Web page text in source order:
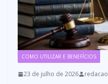
COMO UTILIZAR E BENEFÍCIOS
23 de julho de 2026 redacao